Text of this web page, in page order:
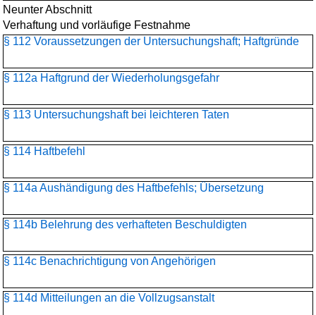
Neunter Abschnitt
Verhaftung und vorläufige Festnahme
§ 112 Voraussetzungen der Untersuchungshaft; Haftgründe
§ 112a Haftgrund der Wiederholungsgefahr
§ 113 Untersuchungshaft bei leichteren Taten
§ 114 Haftbefehl
§ 114a Aushändigung des Haftbefehls; Übersetzung
§ 114b Belehrung des verhafteten Beschuldigten
§ 114c Benachrichtigung von Angehörigen
§ 114d Mitteilungen an die Vollzugsanstalt